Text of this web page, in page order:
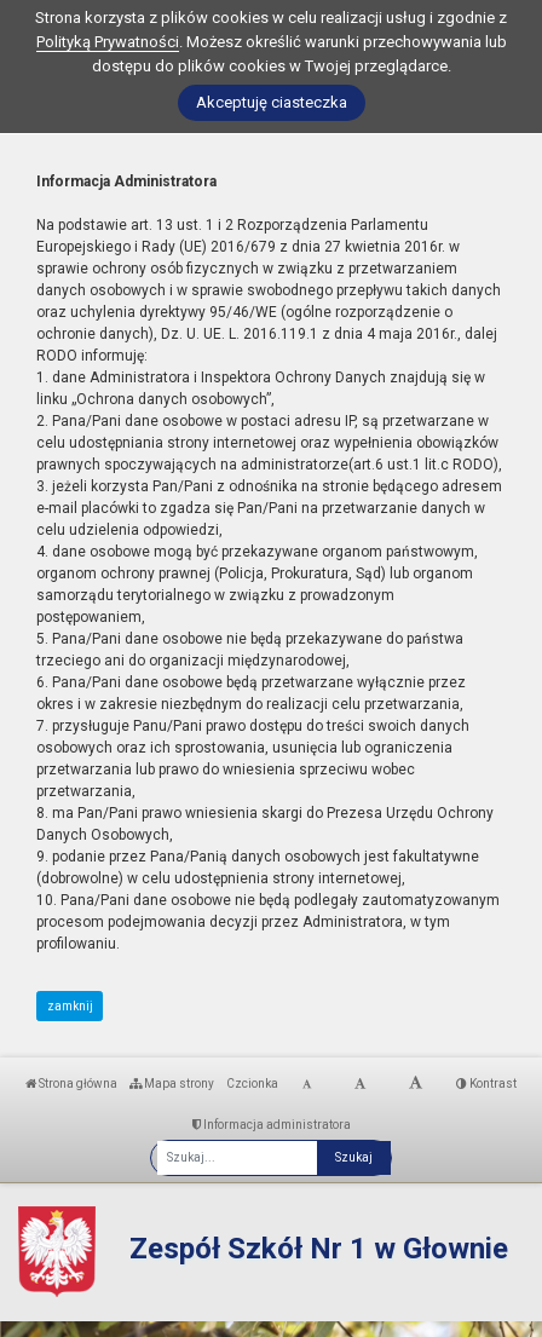
Strona korzysta z plików cookies w celu realizacji usług i zgodnie z
Polityką Prywatności. Możesz określić warunki przechowywania lub
dostępu do plików cookies w Twojej przeglądarce.
Akceptuję ciasteczka
Informacja Administratora
Na podstawie art. 13 ust. 1 i 2 Rozporządzenia Parlamentu
Europejskiego i Rady (UE) 2016/679 z dnia 27 kwietnia 2016r. w
sprawie ochrony osób fizycznych w związku z przetwarzaniem
danych osobowych i w sprawie swobodnego przepływu takich danych
oraz uchylenia dyrektywy 95/46/WE (ogólne rozporządzenie o
ochronie danych), Dz. U. UE. L. 2016.119.1 z dnia 4 maja 2016r., dalej
RODO informuję:
1. dane Administratora i Inspektora Ochrony Danych znajdują się w
linku „Ochrona danych osobowych”,
2. Pana/Pani dane osobowe w postaci adresu IP, są przetwarzane w
celu udostępniania strony internetowej oraz wypełnienia obowiązków
prawnych spoczywających na administratorze(art.6 ust.1 lit.c RODO),
3. jeżeli korzysta Pan/Pani z odnośnika na stronie będącego adresem
e-mail placówki to zgadza się Pan/Pani na przetwarzanie danych w
celu udzielenia odpowiedzi,
4. dane osobowe mogą być przekazywane organom państwowym,
organom ochrony prawnej (Policja, Prokuratura, Sąd) lub organom
samorządu terytorialnego w związku z prowadzonym
postępowaniem,
5. Pana/Pani dane osobowe nie będą przekazywane do państwa
trzeciego ani do organizacji międzynarodowej,
6. Pana/Pani dane osobowe będą przetwarzane wyłącznie przez
okres i w zakresie niezbędnym do realizacji celu przetwarzania,
7. przysługuje Panu/Pani prawo dostępu do treści swoich danych
osobowych oraz ich sprostowania, usunięcia lub ograniczenia
przetwarzania lub prawo do wniesienia sprzeciwu wobec
przetwarzania,
8. ma Pan/Pani prawo wniesienia skargi do Prezesa Urzędu Ochrony
Danych Osobowych,
9. podanie przez Pana/Panią danych osobowych jest fakultatywne
(dobrowolne) w celu udostępnienia strony internetowej,
10. Pana/Pani dane osobowe nie będą podlegały zautomatyzowanym
procesom podejmowania decyzji przez Administratora, w tym
profilowaniu.
zamknij
Strona główna Mapa strony Czcionka Kontrast
Informacja administratora
Fraza
Zespół Szkół Nr 1 w Głownie